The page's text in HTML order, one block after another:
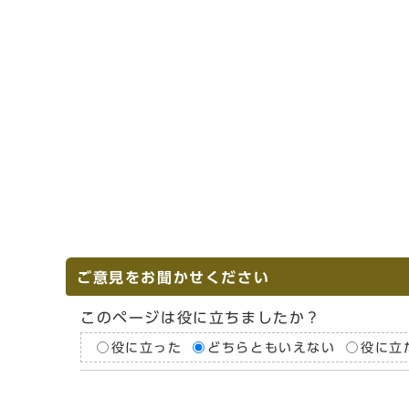
ご意見をお聞かせください
このページは役に立ちましたか？
役に立った どちらともいえない 役に立